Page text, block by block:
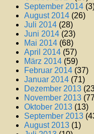
September 2014
August 2014 (26)
Juli 2014 (28)
Juni 2014 (23)
Mai 2014 (68)
April 2014 (57)
März 2014 (59)
Februar 2014 (37)
Januar 2014 (71)
Dezember 2013
November 2013
Oktober 2013 (13)
September 2013
August 2013 (1)